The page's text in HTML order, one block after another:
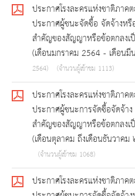
ประกาศโรงละครแห่งชาติภา
ประกาศผู้ชนะจัดซื้อ จัดจ้างหรื
สำคัญของสัญญาหรือข้อตกลง
(เดือนมกราคม 2564 - เดือน
2564)
(จำนวนผู้เข้าชม 1113)
ประกาศโรงละครแห่งชาติภา
ประกาศผู้ชนะการจัดซื้อจัดจ้า
สำคัญของสัญญาหรือข้อตกลง
(เดือนตุลาคม ถึงเดือนธันวาค
(จำนวนผู้เข้าชม 1068)
ประกาศโรงละครแห่งชาติภา